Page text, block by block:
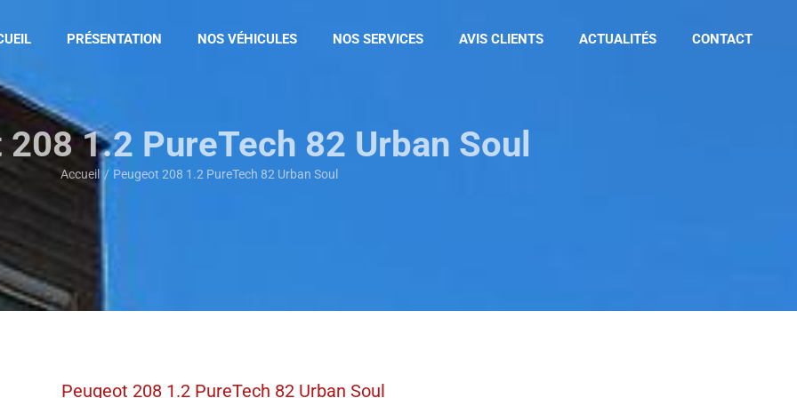
PRÉSENTATION NOS VÉHICULES NOS SERVICES AVIS CLIENTS ACTUALITÉS CONTACT
1.2 PureTech 82 Urban Soul
Accueil Peugeot 208 1.2 PureTech 82 Urban Soul
Peugeot 208 1.2 PureTech 82 Urban Soul